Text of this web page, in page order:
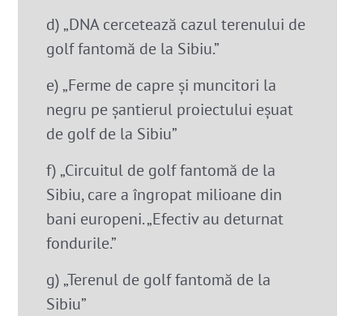
d) „DNA cercetează cazul terenului de
golf fantomă de la Sibiu.”
e) „Ferme de capre și muncitori la
negru pe șantierul proiectului eşuat
de golf de la Sibiu”
f) „Circuitul de golf fantomă de la
Sibiu, care a îngropat milioane din
bani europeni. „Efectiv au deturnat
fondurile.”
g) „Terenul de golf fantomă de la
Sibiu”